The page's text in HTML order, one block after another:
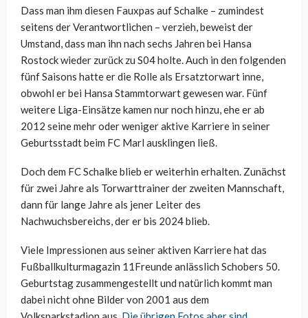
Dass man ihm diesen Fauxpas auf Schalke – zumindest
seitens der Verantwortlichen – verzieh, beweist der
Umstand, dass man ihn nach sechs Jahren bei Hansa
Rostock wieder zurück zu S04 holte. Auch in den folgenden
fünf Saisons hatte er die Rolle als Ersatztorwart inne,
obwohl er bei Hansa Stammtorwart gewesen war. Fünf
weitere Liga-Einsätze kamen nur noch hinzu, ehe er ab
2012 seine mehr oder weniger aktive Karriere in seiner
Geburtsstadt beim FC Marl ausklingen ließ.
Doch dem FC Schalke blieb er weiterhin erhalten. Zunächst
für zwei Jahre als Torwarttrainer der zweiten Mannschaft,
dann für lange Jahre als jener Leiter des
Nachwuchsbereichs, der er bis 2024 blieb.
Viele Impressionen aus seiner aktiven Karriere hat das
Fußballkulturmagazin 11Freunde anlässlich Schobers 50.
Geburtstag zusammengestellt und natürlich kommt man
dabei nicht ohne Bilder von 2001 aus dem